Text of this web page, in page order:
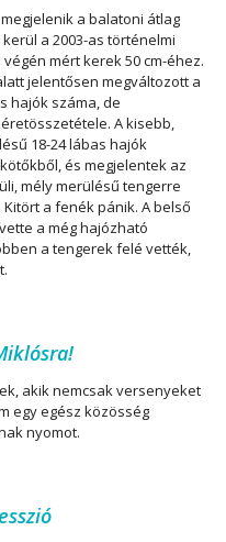
a balatoni átlag
a 2003-as történelmi
mért kerek 50 cm-éhez.
jelentősen megváltozott a
hajók száma, de
A kisebb,
18-24 lábas hajók
és megjelentek az
mély merülésű tengerre
a fenék pánik. A belső
a még hajózható
a tengerek felé vették,
akik nemcsak versenyeket
egy egész közösség
nyomot.